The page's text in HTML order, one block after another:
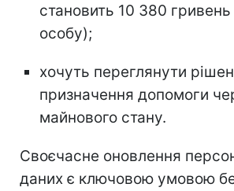
становить 10 380
особу);
хочуть переглянути
призначення допомоги
майнового стану.
Своєчасне оновлення
даних є ключовою умовою